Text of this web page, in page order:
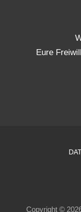
Eure
Copyright ©